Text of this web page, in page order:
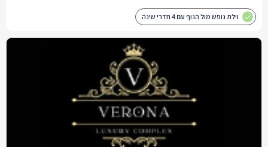
וילת נופש מול הנוף עם 4 חדרי שינה